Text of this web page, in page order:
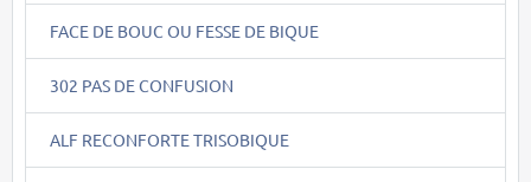
FACE DE BOUC OU FESSE DE BIQUE
302 PAS DE CONFUSION
ALF RECONFORTE TRISOBIQUE